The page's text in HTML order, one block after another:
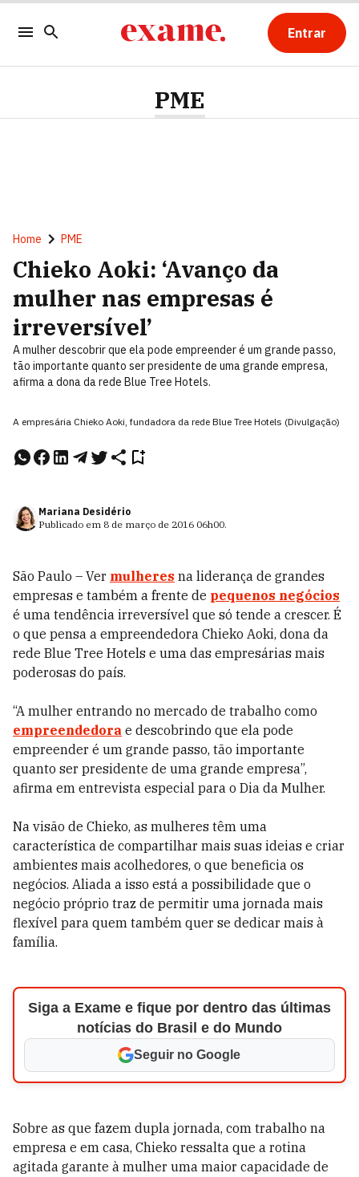
Entrar
PME
Home PME
Chieko Aoki: ‘Avanço da
mulher nas empresas é
irreversível’
A mulher descobrir que ela pode empreender é um grande passo,
tão importante quanto ser presidente de uma grande empresa,
afirma a dona da rede Blue Tree Hotels.
A empresária Chieko Aoki, fundadora da rede Blue Tree Hotels (Divulgação)
Mariana Desidério
Publicado em 8 de março de 2016 06h00.
São Paulo – Ver mulheres na liderança de grandes
empresas e também a frente de pequenos negócios
é uma tendência irreversível que só tende a crescer. É
o que pensa a empreendedora Chieko Aoki, dona da
rede Blue Tree Hotels e uma das empresárias mais
poderosas do país.
“A mulher entrando no mercado de trabalho como
empreendedora e descobrindo que ela pode
empreender é um grande passo, tão importante
quanto ser presidente de uma grande empresa”,
afirma em entrevista especial para o Dia da Mulher.
Na visão de Chieko, as mulheres têm uma
característica de compartilhar mais suas ideias e criar
ambientes mais acolhedores, o que beneficia os
negócios. Aliada a isso está a possibilidade que o
negócio próprio traz de permitir uma jornada mais
flexível para quem também quer se dedicar mais à
família.
Siga a Exame e fique por dentro das últimas
notícias do Brasil e do Mundo
Seguir no Google
Sobre as que fazem dupla jornada, com trabalho na
empresa e em casa, Chieko ressalta que a rotina
agitada garante à mulher uma maior capacidade de